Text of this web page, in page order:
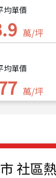
均單價
萬/坪
均單價
萬/坪
社區